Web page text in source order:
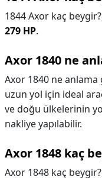
1844 Axor kaç
279 HP.
Axor 1840 ne
Axor 1840 ne anlama
uzun yol için ideal
ve doğu ülkelerinin
nakliye yapılabilir.
Axor 1848 kaç
Axor 1848 kaç